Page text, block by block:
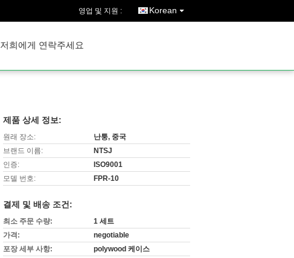
영업 및 지원 : Korean
저희에게 연락주세요
제품 상세 정보:
원래 장소:
난퉁, 중국
브랜드 이름:
NTSJ
인증:
ISO9001
모델 번호:
FPR-10
결제 및 배송 조건:
최소 주문 수량:
1 세트
가격:
negotiable
포장 세부 사항:
polywood 케이스